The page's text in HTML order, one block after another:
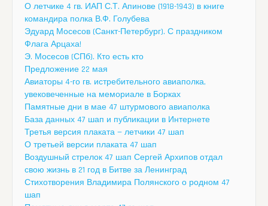
О летчике 4 гв. ИАП С.Т. Апинове (1918-1943) в книге
командира полка В.Ф. Голубева
Эдуард Мосесов (Санкт-Петербург). С праздником
Флага Арцаха!
Э. Мосесов (СПб). Кто есть кто
Предложение 22 мая
Авиаторы 4-го гв. истребительного авиаполка,
увековеченные на мемориале в Борках
Памятные дни в мае 47 штурмового авиаполка
База данных 47 шап и публикации в Интернете
Третья версия плаката — летчики 47 шап
О третьей версии плаката 47 шап
Воздушный стрелок 47 шап Сергей Архипов отдал
свою жизнь в 21 год в Битве за Ленинград
Стихотворения Владимира Полянского о родном 47
шап